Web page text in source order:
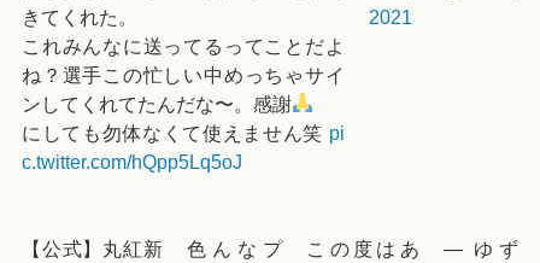
きてくれた。
これみんなに送ってるってことだよ
ね？選手この忙しい中めっちゃサイ
ンしてくれてたんだな〜。感謝
にしても勿体なくて使えません笑 pi
c.twitter.com/hQpp5Lq5oJ
2021
【公式】丸紅新
色んなプ
この度はあ
— ゆず